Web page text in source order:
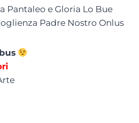
Pantaleo e Gloria Lo Bue
Padre Nostro Onlus